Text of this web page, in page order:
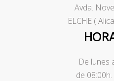
Avda.
ELCHE (
De lunes
de